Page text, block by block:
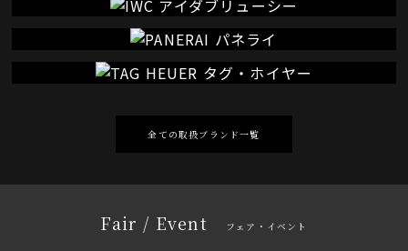
全ての取扱ブランド一覧
Fair / Event フェア・イベント